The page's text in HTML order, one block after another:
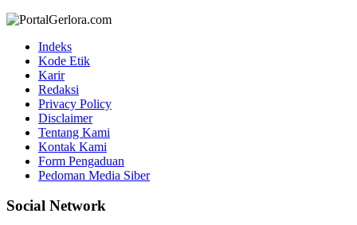
Indeks
Kode Etik
Karir
Redaksi
Privacy Policy
Disclaimer
Tentang Kami
Kontak Kami
Form Pengaduan
Pedoman Media Siber
Social Network